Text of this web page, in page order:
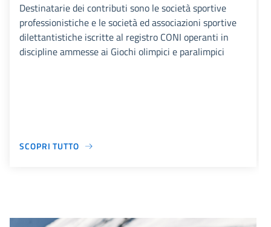
Destinatarie dei contributi sono le società sportive
professionistiche e le società ed associazioni sportive
dilettantistiche iscritte al registro CONI operanti in
discipline ammesse ai Giochi olimpici e paralimpici
SCOPRI TUTTO